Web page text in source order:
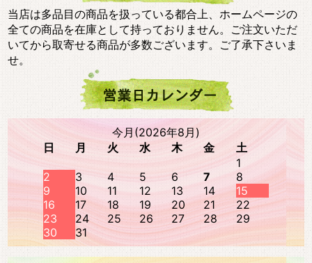
当店は多品目の商品を扱っている都合上、ホームページの
全ての商品を在庫として持っておりません。ご注文いただ
いてから取寄せる商品が多数ございます。ご了承下さいま
せ。
今月(2026年8月)
日
月 火 水 木 金
土
1
2
3 4 5 6 7
8
9
10 11 12 13 14
15
16
17 18 19 20 21
22
23
24 25 26 27 28
29
30
31